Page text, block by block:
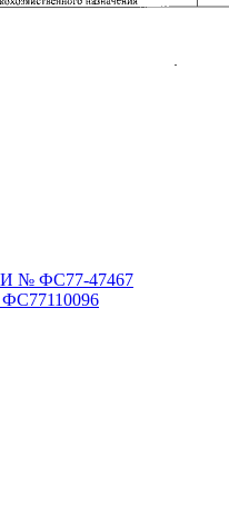
№ ФС77-47467